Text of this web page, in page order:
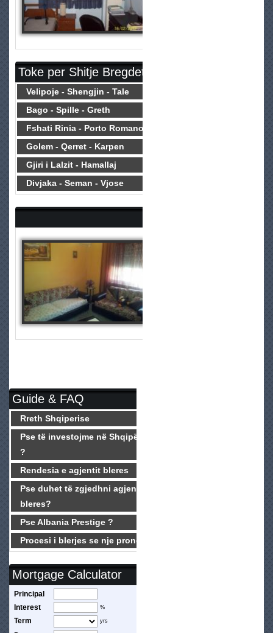
Toke per Shitje Bregdet
Velipoje - Shengjin - Tale
Bago - Spille - Greth
Fshati Rinia - Porto Romano
Golem - Qerret - Karpen
Gjiri i Lalzit - Hamallaj
Divjaka - Seman - Vjose
Guide & FAQ
Rreth Shqiperise
Pse të investojme në Shqipëri
?
Rendesia e agjentit bleres
Pse duhet të zgjedhni agjentin
bleres?
Pse Albania Prestige ?
Procesi i blerjes se nje prone
Mortgage Calculator
Principal
Interest
%
Term yrs